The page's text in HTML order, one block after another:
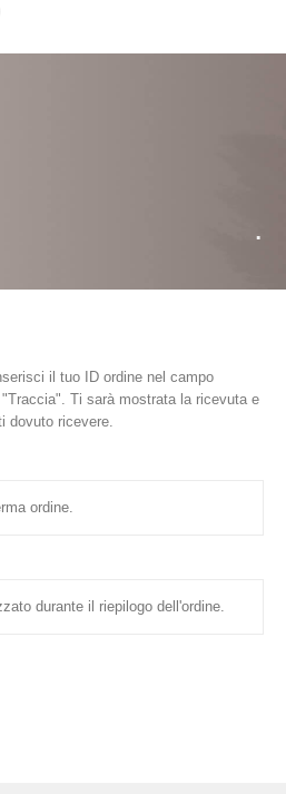
.
il tuo ID ordine nel campo
Ti sarà mostrata la ricevuta e
dovuto ricevere.